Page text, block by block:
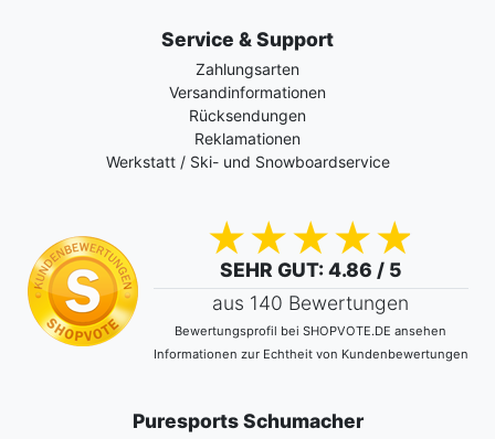
Service & Support
Zahlungsarten
Versandinformationen
Rücksendungen
Reklamationen
Werkstatt / Ski- und Snowboardservice
SEHR GUT: 4.86 / 5
aus 140 Bewertungen
Bewertungsprofil bei SHOPVOTE.DE ansehen
Informationen zur Echtheit von Kundenbewertungen
Puresports Schumacher